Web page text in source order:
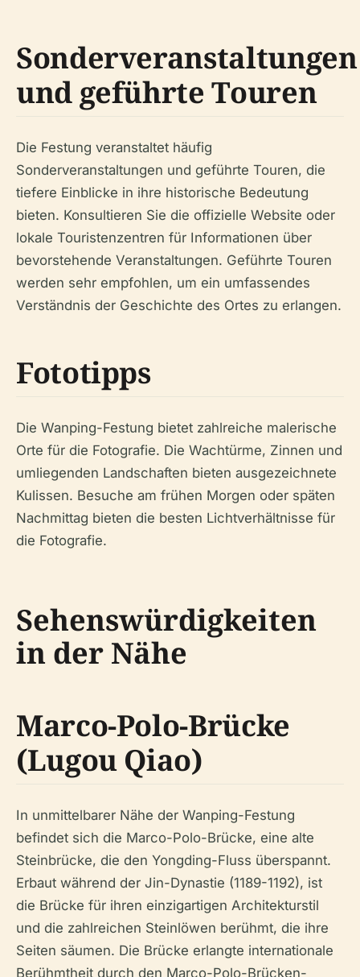
Sonderveranstaltungen
und geführte Touren
Die Festung veranstaltet häufig
Sonderveranstaltungen und geführte Touren, die
tiefere Einblicke in ihre historische Bedeutung
bieten. Konsultieren Sie die offizielle Website oder
lokale Touristenzentren für Informationen über
bevorstehende Veranstaltungen. Geführte Touren
werden sehr empfohlen, um ein umfassendes
Verständnis der Geschichte des Ortes zu erlangen.
Fototipps
Die Wanping-Festung bietet zahlreiche malerische
Orte für die Fotografie. Die Wachtürme, Zinnen und
umliegenden Landschaften bieten ausgezeichnete
Kulissen. Besuche am frühen Morgen oder späten
Nachmittag bieten die besten Lichtverhältnisse für
die Fotografie.
Sehenswürdigkeiten
in der Nähe
Marco-Polo-Brücke
(Lugou Qiao)
In unmittelbarer Nähe der Wanping-Festung
befindet sich die Marco-Polo-Brücke, eine alte
Steinbrücke, die den Yongding-Fluss überspannt.
Erbaut während der Jin-Dynastie (1189-1192), ist
die Brücke für ihren einzigartigen Architekturstil
und die zahlreichen Steinlöwen berühmt, die ihre
Seiten säumen. Die Brücke erlangte internationale
Berühmtheit durch den Marco-Polo-Brücken-